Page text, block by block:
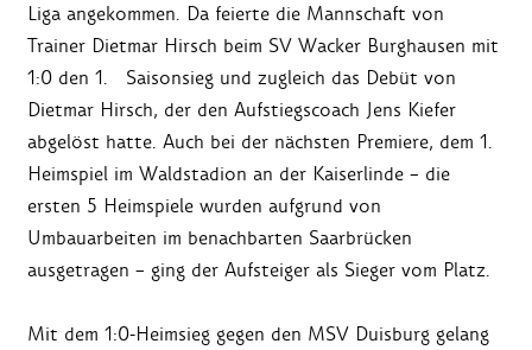
Liga angekommen. Da feierte die Mannschaft von
Trainer Dietmar Hirsch beim SV Wacker Burghausen mit
1:0 den 1. Saisonsieg und zugleich das Debüt von
Dietmar Hirsch, der den Aufstiegscoach Jens Kiefer
abgelöst hatte. Auch bei der nächsten Premiere, dem 1.
Heimspiel im Waldstadion an der Kaiserlinde – die
ersten 5 Heimspiele wurden aufgrund von
Umbauarbeiten im benachbarten Saarbrücken
ausgetragen – ging der Aufsteiger als Sieger vom Platz.
Mit dem 1:0-Heimsieg gegen den MSV Duisburg gelang